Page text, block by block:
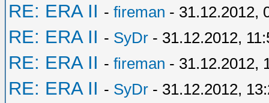
RE: ERA II - fireman - 31.12.2012,
RE: ERA II - SyDr - 31.12.2012,
RE: ERA II - fireman - 31.12.2012,
RE: ERA II - SyDr - 31.12.2012,